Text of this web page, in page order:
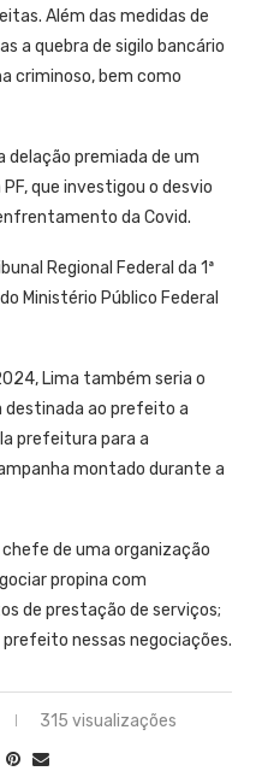
Além das medidas de
a quebra de sigilo bancário
criminoso, bem como
delação premiada de um
que investigou o desvio
da Covid.
Regional Federal da 1ª
Ministério Público Federal
Lima também seria o
destinada ao prefeito a
prefeitura para a
montado durante a
chefe de uma organização
propina com
de prestação de serviços;
nessas negociações.
315 visualizações